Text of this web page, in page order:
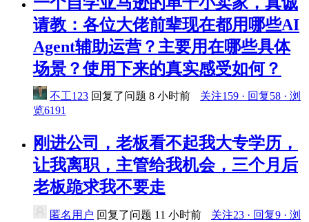
请教：各位大佬前辈现在都用哪些AI
Agent辅助运营？主要用在哪些具体
场景？使用下来的真实感受如何？
不工123 回复了问题 8 小时前
关注159 · 回复58 · 浏
览6191
刚进公司，老板看不起我大专学历，
让我离职，主管给我机会，三个月后
老板跪求我不要走
匿名用户 回复了问题 11 小时前
关注23 · 回复9 · 浏